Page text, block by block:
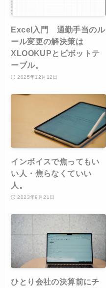
Excel入門 通勤手当のル
ール変更の解決策は
XLOOKUPとピボットテ
ーブル。
2025年12月12日
インボイスで焦ってもい
い人・焦らなくていい
人。
2023年9月21日
ひとり会社の決算前にチ